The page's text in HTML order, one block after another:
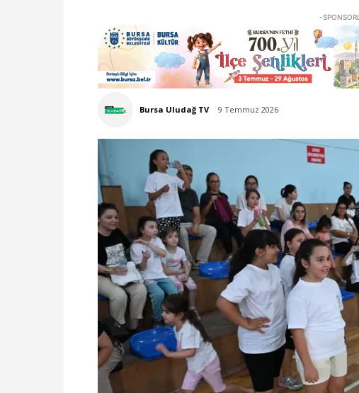
-
Bursa Uludağ TV 9 Temmuz 2026